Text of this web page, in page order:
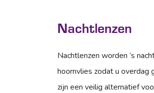
Nachtlenzen
Nachtlenzen worden ’s
hoornvlies zodat u overdag
zijn een veilig alternatief